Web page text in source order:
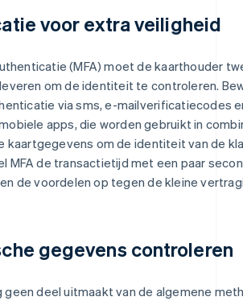
voor extra veiligheid
(MFA) moet de kaarthouder
om de identiteit te controleren.
via sms, e-mailverificatiecodes
apps, die worden gebruikt in
kaartgegevens om de identiteit van de
MFA de transactietijd met een paar
de voordelen op tegen de kleine
gegevens controleren
geen deel uitmaakt van de algemene